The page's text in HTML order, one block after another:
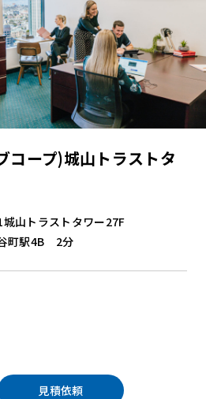
コープ)城山トラストタ
山トラストタワー27F
町駅4B 2分
見積依頼